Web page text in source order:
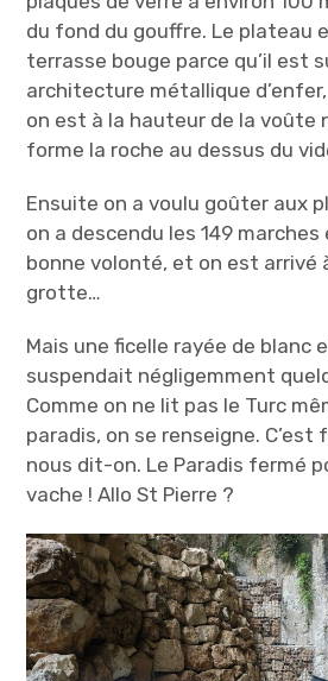
du fond du gouffre. Le plateau
terrasse bouge parce qu’il est
architecture métallique
on est à la hauteur de la voûte
forme la roche au dessus du
Ensuite on a voulu goûter aux
on a descendu les 149
bonne volonté, et on est arrivé
grotte…
Mais une ficelle rayée de blanc
suspendait négligemment
Comme on ne lit pas le Turc
paradis, on se renseigne.
nous dit-on. Le Paradis fermé
vache ! Allo St Pierre ?